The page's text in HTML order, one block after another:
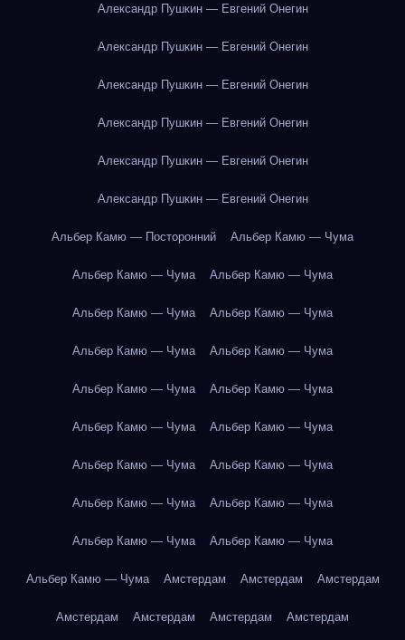
Александр Пушкин — Евгений Онегин
Александр Пушкин — Евгений Онегин
Александр Пушкин — Евгений Онегин
Александр Пушкин — Евгений Онегин
Александр Пушкин — Евгений Онегин
Александр Пушкин — Евгений Онегин
Альбер Камю — Посторонний Альбер Камю — Чума
Альбер Камю — Чума Альбер Камю — Чума
Альбер Камю — Чума Альбер Камю — Чума
Альбер Камю — Чума Альбер Камю — Чума
Альбер Камю — Чума Альбер Камю — Чума
Альбер Камю — Чума Альбер Камю — Чума
Альбер Камю — Чума Альбер Камю — Чума
Альбер Камю — Чума Альбер Камю — Чума
Альбер Камю — Чума Альбер Камю — Чума
Альбер Камю — Чума Амстердам Амстердам Амстердам
Амстердам Амстердам Амстердам Амстердам